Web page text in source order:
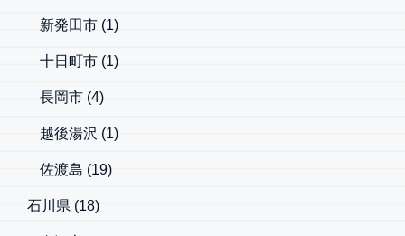
新発田市 (1)
十日町市 (1)
長岡市 (4)
越後湯沢 (1)
佐渡島 (19)
石川県 (18)